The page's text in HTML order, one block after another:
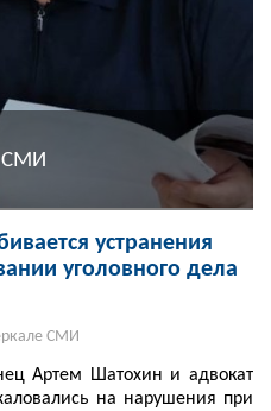
СМИ
устранения
уголовного дела
СМИ
Артем Шатохин и адвокат
на нарушения при